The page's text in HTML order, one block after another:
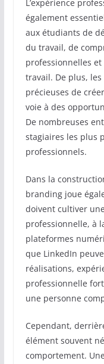
L’expérience
également
aux étudiants de
du travail, de
professionnelles
travail. De plus,
précieuses de
voie à des
De nombreuses
stagiaires les plus
professionnels.
Dans la
branding joue
doivent cultiver
professionnelle, à
plateformes
que LinkedIn
réalisations,
professionnelle
une personne
Cependant,
élément souvent
comportement.